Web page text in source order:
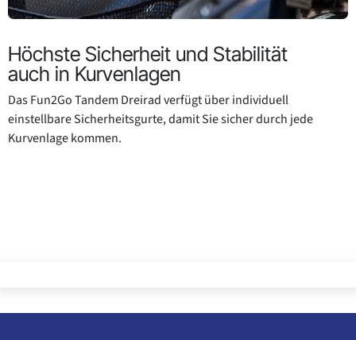
Höchste Sicherheit und Stabilität
auch in Kurvenlagen
Das Fun2Go Tandem Dreirad verfügt über individuell
einstellbare Sicherheitsgurte, damit Sie sicher durch jede
Kurvenlage kommen.